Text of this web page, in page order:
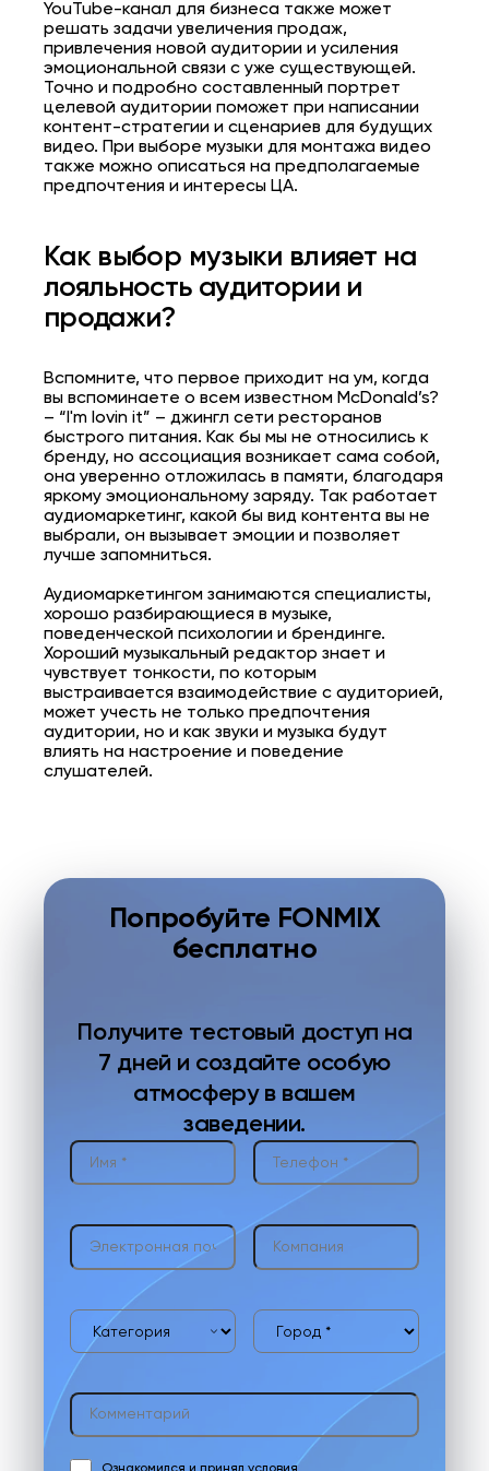
YouTube-канал для бизнеса также может
решать задачи увеличения продаж,
привлечения новой аудитории и усиления
эмоциональной связи с уже существующей.
Точно и подробно составленный портрет
целевой аудитории поможет при написании
контент-стратегии и сценариев для будущих
видео. При выборе музыки для монтажа видео
также можно описаться на предполагаемые
предпочтения и интересы ЦА.
Как выбор музыки влияет на
лояльность аудитории и
продажи?
Вспомните, что первое приходит на ум, когда
вы вспоминаете о всем известном McDonald’s?
– “I'm lovin it” – джингл сети ресторанов
быстрого питания. Как бы мы не относились к
бренду, но ассоциация возникает сама собой,
она уверенно отложилась в памяти, благодаря
яркому эмоциональному заряду. Так работает
аудиомаркетинг, какой бы вид контента вы не
выбрали, он вызывает эмоции и позволяет
лучше запомниться.
Аудиомаркетингом занимаются специалисты,
хорошо разбирающиеся в музыке,
поведенческой психологии и брендинге.
Хороший музыкальный редактор знает и
чувствует тонкости, по которым
выстраивается взаимодействие с аудиторией,
может учесть не только предпочтения
аудитории, но и как звуки и музыка будут
влиять на настроение и поведение
слушателей.
Попробуйте FONMIX
бесплатно
Получите тестовый доступ на
7 дней и создайте особую
атмосферу в вашем
заведении.